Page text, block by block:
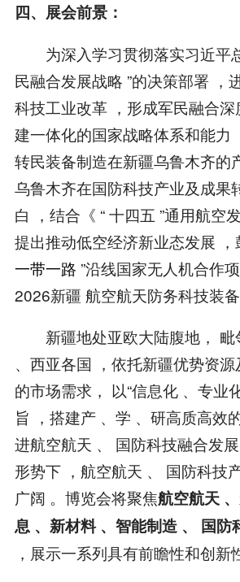
四、展会前景：
为深入学习贯彻落实习近平
民融合发展战略 ”的决策部署 ，
科技工业改革 ，形成军民融合
建一体化的国家战略体系和能力
转民装备制造在新疆乌鲁木齐的
乌鲁木齐在国防科技产业及成果
白 ，结合《 “ 十四五 ”通用航空
提出推动低空经济新业态发展 ，
一带一路 ”沿线国家无人机合作
2026新疆 航空航天防务科技装备
新疆地处亚欧大陆腹地， 毗
、西亚各国 ，依托新疆优势资
的市场需求， 以“信息化 、专业
旨 ，搭建产 、学 、研高质高效
进航空航天 、 国防科技融合发
形势下 ，航空航天 、 国防科技
广阔 。博览会将聚焦航空航天
息 、新材料 、智能制造 、 国防
，展示一系列具有前瞻性和创新